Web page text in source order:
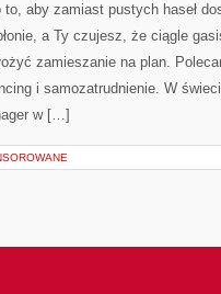
to, aby zamiast pustych haseł
a Ty czujesz, że ciągle
zamieszanie na plan.
i samozatrudnienie. W
w […]